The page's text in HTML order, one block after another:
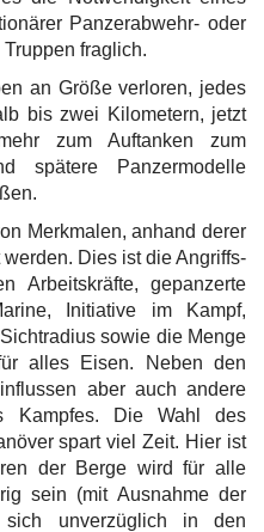
Panzerabwehr- oder
fraglich.
an Größe verloren, jedes
bis zwei Kilometern, jetzt
zum Auftanken zum
spätere Panzermodelle
Merkmalen, anhand derer
Dies ist die Angriffs-
Arbeitskräfte, gepanzerte
Initiative im Kampf,
sowie die Menge
alles Eisen. Neben den
aber auch andere
Kampfes. Die Wahl des
spart viel Zeit. Hier ist
der Berge wird für alle
sein (mit Ausnahme der
sich unverzüglich in den